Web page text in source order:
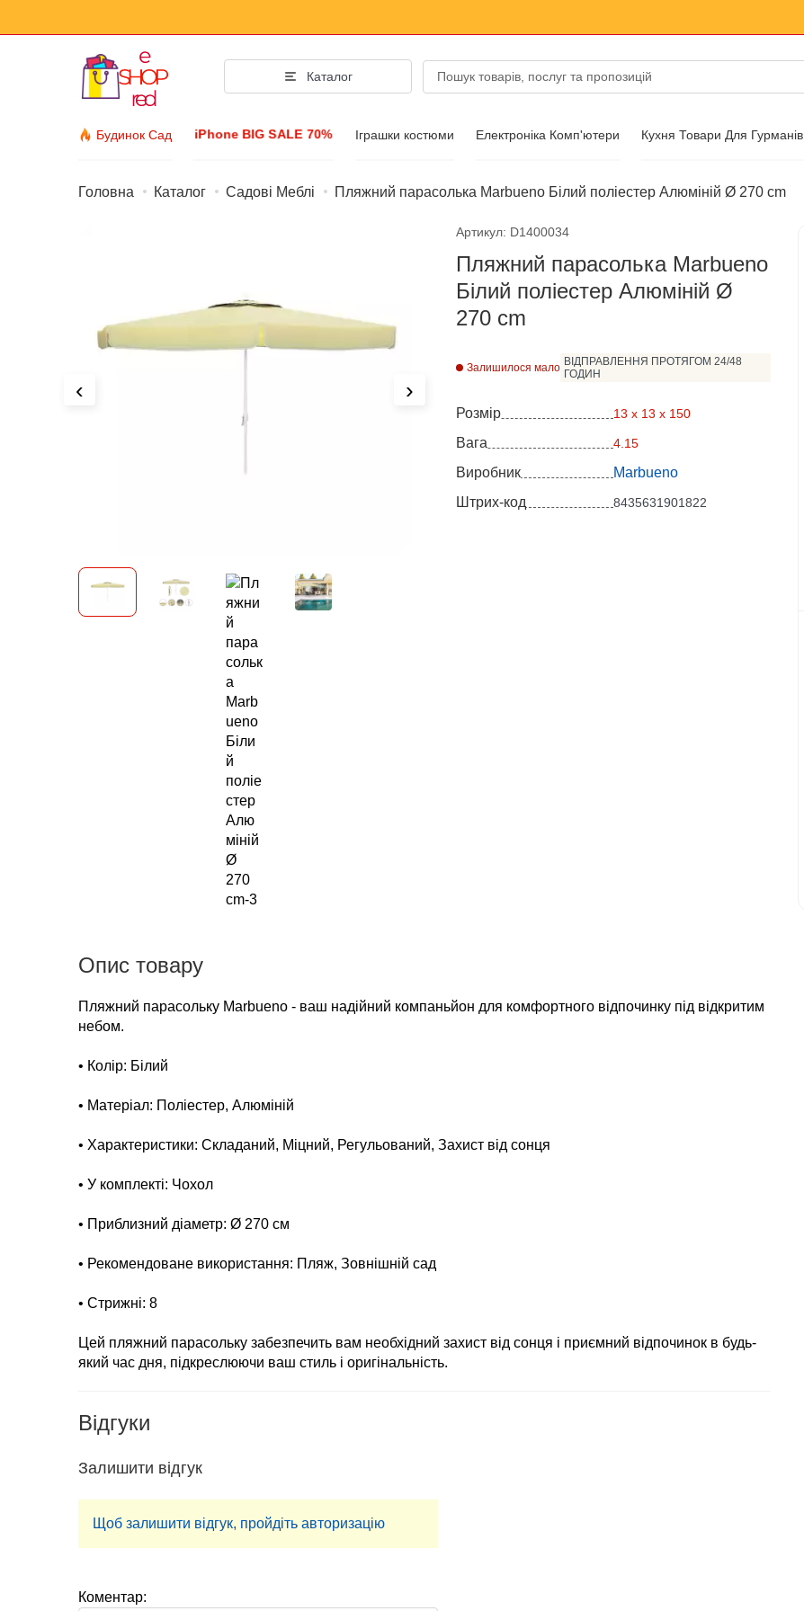
Каталог
Будинок Сад iPhone BIG SALE 70% Іграшки костюми Електроніка Комп'ютери Кухня Товари Для Гурманів
Мода Аксесуари
Сонячні окуляри
Головна Каталог Садові Меблі Пляжний парасолька Marbueno Білий поліестер Алюміній Ø 270 cm
‹ ›
Артикул: D1400034
Пляжний парасолька Marbueno
Білий поліестер Алюміній Ø
270 cm
Залишилося мало ВІДПРАВЛЕННЯ ПРОТЯГОМ 24/48
ГОДИН
Розмір 13 x 13 x 150
Вага 4.15
Виробник
Marbueno
Штрих-код
8435631901822
Опис товару
Пляжний парасольку Marbueno - ваш надійний компаньйон для комфортного відпочинку під відкритим
небом.
• Колір: Білий
• Матеріал: Поліестер, Алюміній
• Характеристики: Складаний, Міцний, Регульований, Захист від сонця
• У комплекті: Чохол
• Приблизний діаметр: Ø 270 см
• Рекомендоване використання: Пляж, Зовнішній сад
• Стрижні: 8
Цей пляжний парасольку забезпечить вам необхідний захист від сонця і приємний відпочинок в будь-
який час дня, підкреслюючи ваш стиль і оригінальність.
Відгуки
Залишити відгук
Щоб залишити відгук, пройдіть авторизацію
Коментар: